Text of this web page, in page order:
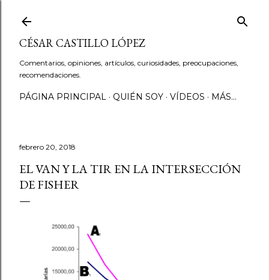
CÉSAR CASTILLO LÓPEZ
Comentarios, opiniones, artículos, curiosidades, preocupaciones,
recomendaciones.
PÁGINA PRINCIPAL QUIÉN SOY VÍDEOS MÁS…
febrero 20, 2018
EL VAN Y LA TIR EN LA INTERSECCIÓN
DE FISHER